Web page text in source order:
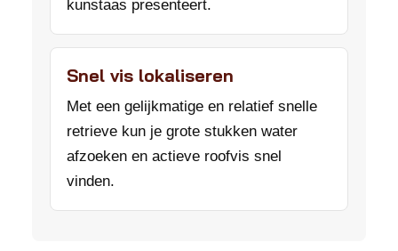
kunstaas presenteert.
Snel vis lokaliseren
Met een gelijkmatige en relatief snelle
retrieve kun je grote stukken water
afzoeken en actieve roofvis snel
vinden.